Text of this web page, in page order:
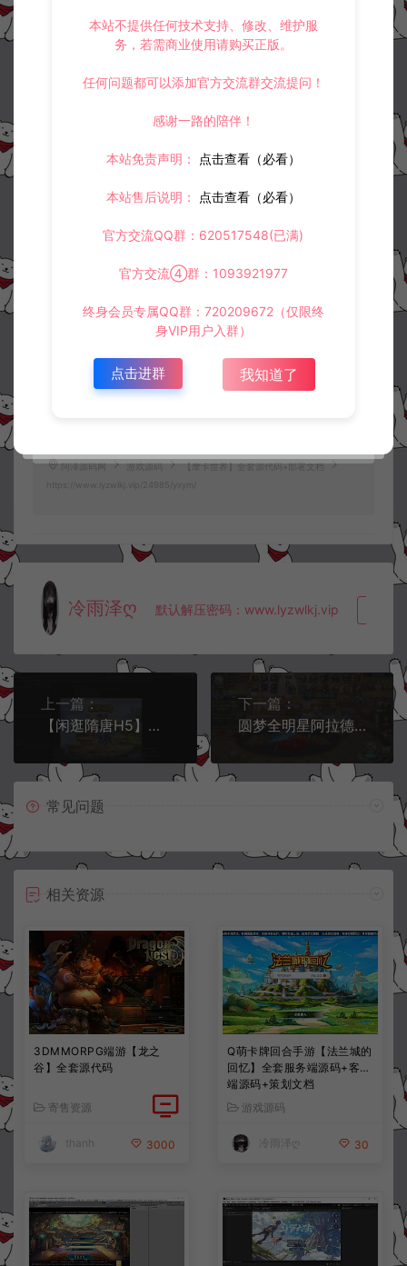
此资源下载价格为 30 星钻，请先 登录
收藏 (2) 打赏 点赞 (
©版权免责声明
本站资源售价只是赞助，收取费用仅维持本站的日常运营所需。
若您需要商业运营或用于其他商业活动，请您购买正版授权并合法
如果本站有侵犯、不妥之处的资源，请在网站右边客服联系我们。
将会第一时间解决！
本站提供的所有资源仅供参考学习使用，不存在任何商业目的与商
阿泽源码网 游戏源码
【摩卡世界】全套源代码+部署文档
https://www.lyzwlkj.vip/24985/yxym/
冷雨泽ღ 默认解压密码：www.lyzwlkj.vip
上一篇：
【闲逛隋唐H5】全套源码+工具+部署文档+客户端编译视频教程
下一篇：
圆梦全明星阿拉德PK版-客户端源码
常见问题
相关资源
3DMMORPG端游【龙之
谷】全套源代码
寄售资源
thanh 3000
Q萌卡牌回合手游【法兰城的
回忆】全套服务端源码+客户
端源码+策划文档
游戏源码
冷雨泽ღ 30
本站不提供任何技术支持、修改、维护服
务，若需商业使用请购买正版。
任何问题都可以添加官方交流群交流提问！
感谢一路的陪伴！
本站免责声明： 点击查看（必看）
本站售后说明： 点击查看（必看）
官方交流QQ群：620517548(已满)
官方交流④群：1093921977
终身会员专属QQ群：720209672（仅限终
身VIP用户入群）
点击进群 我知道了